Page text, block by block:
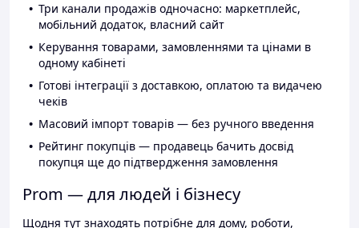
Три канали продажів одночасно: маркетплейс,
мобільний додаток, власний сайт
Керування товарами, замовленнями та цінами в
одному кабінеті
Готові інтеграції з доставкою, оплатою та видачею
чеків
Масовий імпорт товарів — без ручного введення
Рейтинг покупців — продавець бачить досвід
покупця ще до підтвердження замовлення
Prom — для людей і бізнесу
Щодня тут знаходять потрібне для дому, роботи,